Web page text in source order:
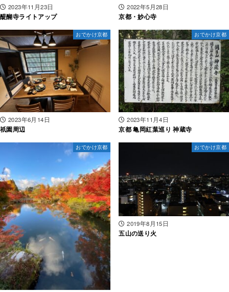
2023年11月23日
醍醐寺ライトアップ
2022年5月28日
京都・妙心寺
おでかけ京都
2023年6月14日
祇園周辺
おでかけ京都
2023年11月4日
京都 亀岡紅葉巡り 神蔵寺
おでかけ京都 おでかけ京都
2019年8月15日
五山の送り火